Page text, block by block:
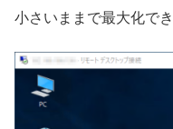
小さいままで最大化で